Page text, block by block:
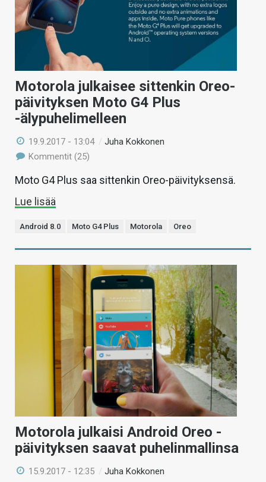
Motorola julkaisee sittenkin Oreo-
päivityksen Moto G4 Plus
-älypuhelimelleen
19.9.2017 - 13:04 /Juha Kokkonen
Kommentit (25)
Moto G4 Plus saa sittenkin Oreo-päivityksensä.
Lue lisää
Android 8.0 Moto G4 Plus Motorola Oreo
Motorola julkaisi Android Oreo -
päivityksen saavat puhelinmallinsa
15.9.2017 - 12:35 /Juha Kokkonen